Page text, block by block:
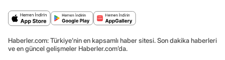
Haberler.com: Türkiye’nin en kapsamlı haber sitesi. Son dakika haberleri
ve en güncel gelişmeler Haberler.com’da.